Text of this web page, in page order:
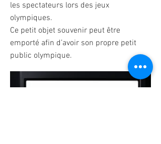
les spectateurs lors des jeux
olympiques.
Ce petit objet souvenir peut être
emporté afin d’avoir son propre petit
public olympique.